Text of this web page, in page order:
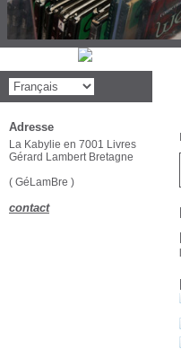
Adresse
La Kabylie en 7001 Livres
Gérard Lambert Bretagne
( GéLamBre )
contact